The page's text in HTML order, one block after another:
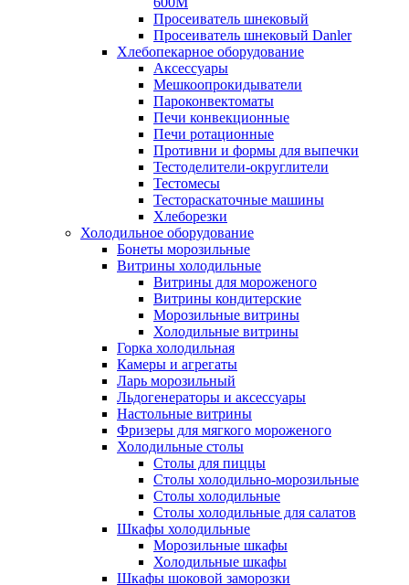
Просеиватель шнековый
Просеиватель шнековый Danler
Хлебопекарное оборудование
Аксессуары
Мешкоопрокидыватели
Пароконвектоматы
Печи конвекционные
Печи ротационные
Противни и формы для выпечки
Тестоделители-округлители
Тестомесы
Тестораскаточные машины
Хлеборезки
Холодильное оборудование
Бонеты морозильные
Витрины холодильные
Витрины для мороженого
Витрины кондитерские
Морозильные витрины
Холодильные витрины
Горка холодильная
Камеры и агрегаты
Ларь морозильный
Льдогенераторы и аксессуары
Настольные витрины
Фризеры для мягкого мороженого
Холодильные столы
Столы для пиццы
Столы холодильно-морозильные
Столы холодильные
Столы холодильные для салатов
Шкафы холодильные
Mорозильные шкафы
Холодильные шкафы
Шкафы шоковой заморозки